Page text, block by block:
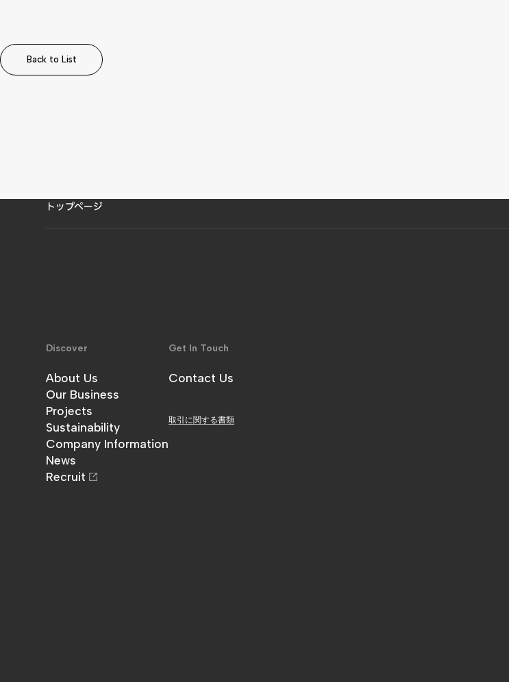
Back to List
トップページ
Discover
About Us
金澤工務店について
Our Business
事業内容
Projects
施工実績
Sustainability
サステナビリティ
Company Information
企業情報
News
お知らせ
Recruit
Get In Touch
Contact Us
取引に関する書類